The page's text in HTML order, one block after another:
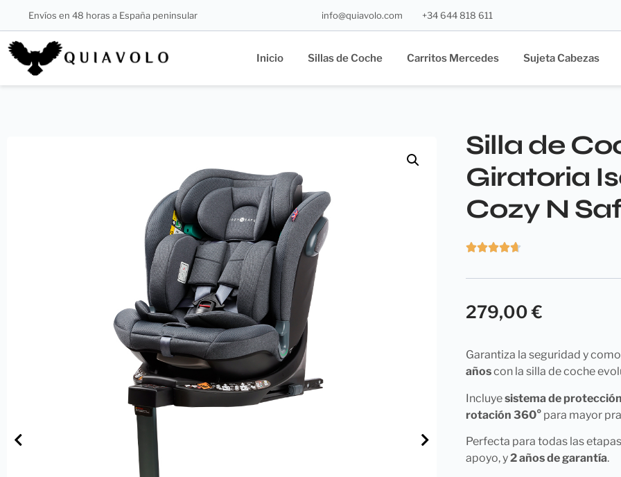
Envíos en 48 horas a España peninsular info@quiavolo.com +34 644 818 611
Inicio Sillas de Coche Carritos Mercedes Sujeta Cabezas
Silla de
Giratoria
Cozy N
279,00€
Garantiza la seguridad y
añoscon la silla de coche
Incluyesistema de
rotación 360° para mayor
Perfecta para todas las
apoyo, y2 años de garantía.